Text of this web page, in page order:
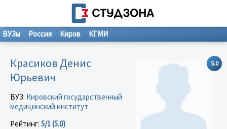
ВУЗы Россия Киров КГМИ
5.0
Красиков Денис
Юрьевич
ВУЗ: Кировский государственный
медицинский институт
Рейтинг: 5/1 (5.0)